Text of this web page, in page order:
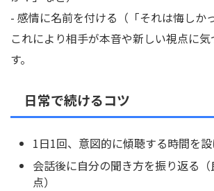
- 感情に名前を付ける（「それは悔しか
これにより相手が本音や新しい視点に
す。
日常で続けるコツ
1日1回、意図的に傾聴する時間を設
会話後に自分の聞き方を振り返る
点）